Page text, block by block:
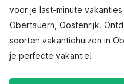
voor je last-minute
Obertauern, Oostenrijk.
soorten vakantiehuizen in
je perfecte vakantie!